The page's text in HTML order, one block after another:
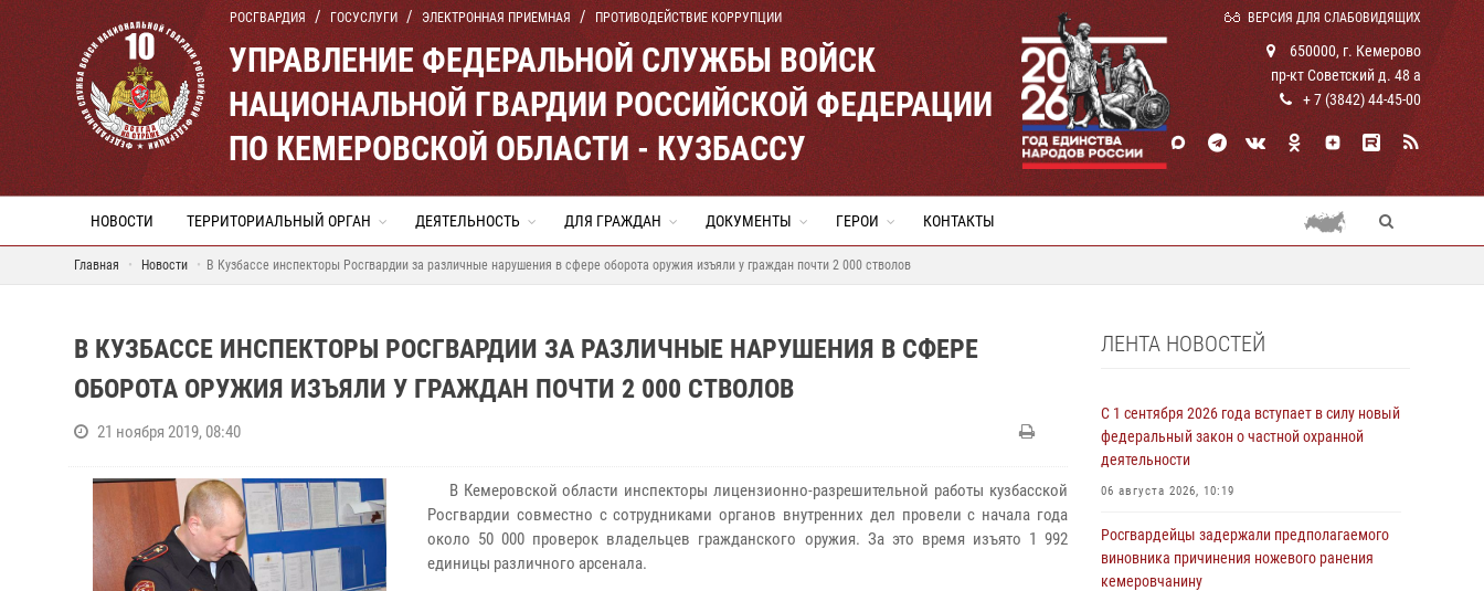
РОСГВАРДИЯ ГОСУСЛУГИ ЭЛЕКТРОННАЯ ПРИЕМНАЯ ПРОТИВОДЕЙСТВИЕ КОРРУПЦИИ ВЕРСИЯ ДЛЯ СЛАБОВИДЯЩИХ
УПРАВЛЕНИЕ ФЕДЕРАЛЬНОЙ СЛУЖБЫ ВОЙСК
НАЦИОНАЛЬНОЙ ГВАРДИИ РОССИЙСКОЙ ФЕДЕРАЦИИ
ПО КЕМЕРОВСКОЙ ОБЛАСТИ - КУЗБАССУ
650000, г. Кемерово
пр-кт Советский д. 48 а
+ 7 (3842) 44-45-00
НОВОСТИ ТЕРРИТОРИАЛЬНЫЙ ОРГАН ДЕЯТЕЛЬНОСТЬ ДЛЯ ГРАЖДАН ДОКУМЕНТЫ ГЕРОИ КОНТАКТЫ
Главная Новости В Кузбассе инспекторы Росгвардии за различные нарушения в сфере оборота оружия изъяли у граждан почти 2 000 стволов
В КУЗБАССЕ ИНСПЕКТОРЫ РОСГВАРДИИ ЗА РАЗЛИЧНЫЕ НАРУШЕНИЯ В СФЕРЕ
ОБОРОТА ОРУЖИЯ ИЗЪЯЛИ У ГРАЖДАН ПОЧТИ 2 000 СТВОЛОВ
21 ноября 2019, 08:40
В Кемеровской области инспекторы лицензионно-разрешительной работы кузбасской
Росгвардии совместно с сотрудниками органов внутренних дел провели с начала года
около 50 000 проверок владельцев гражданского оружия. За это время изъято 1 992
единицы различного арсенала.
ЛЕНТА НОВОСТЕЙ
С 1 сентября 2026 года вступает в силу новый
федеральный закон о частной охранной
деятельности
06 августа 2026, 10:19
Росгвардейцы задержали предполагаемого
виновника причинения ножевого ранения
кемеровчанину